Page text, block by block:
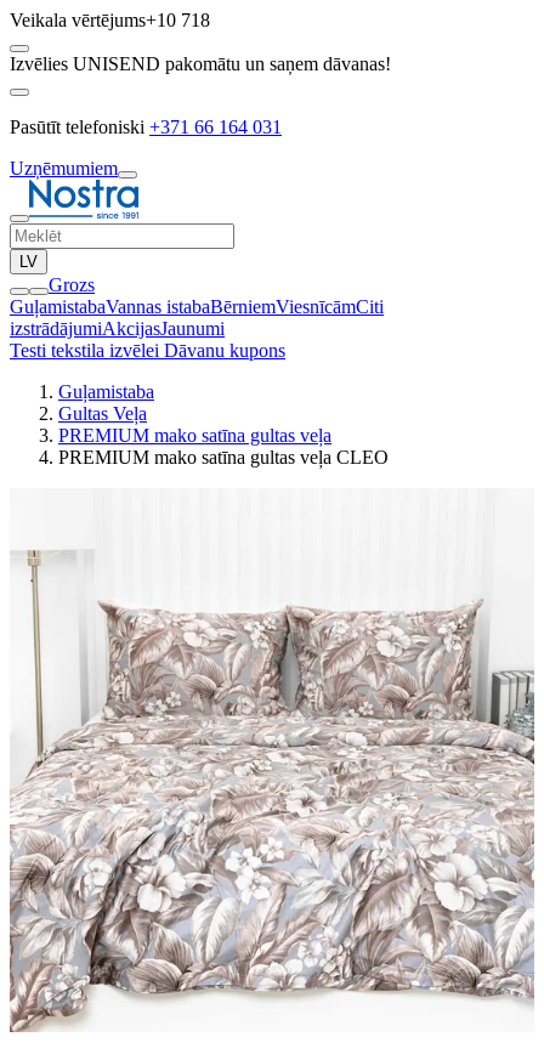
Veikala vērtējums+10 718
Izvēlies UNISEND pakomātu un saņem dāvanas!
Pasūtīt telefoniski +371 66 164 031
Uzņēmumiem
LV
Grozs
GuļamistabaVannas istabaBērniemViesnīcāmCiti
izstrādājumiAkcijasJaunumi
Testi tekstila izvēlei Dāvanu kupons
Guļamistaba
Gultas Veļa
PREMIUM mako satīna gultas veļa
PREMIUM mako satīna gultas veļa CLEO